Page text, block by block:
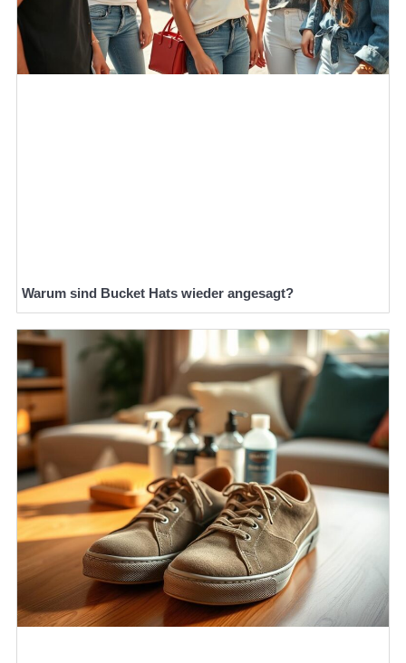
Warum sind Bucket Hats wieder angesagt?